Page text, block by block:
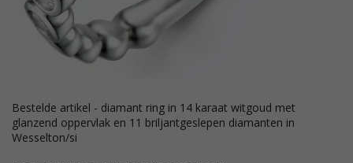
bestelde artikel - diamant ring in 14 karaat witgoud met
glanzend oppervlak en 11 briljantgeslepen diamanten in
Wesselton/si